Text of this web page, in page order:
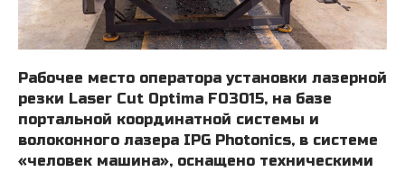
Рабочее место оператора установки лазерной
резки Laser Cut Optima FO3015, на базе
портальной координатной системы и
волоконного лазера IPG Photonics, в системе
«человек машина», оснащено техническими